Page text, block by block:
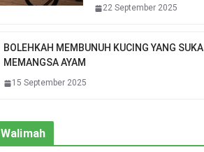
22 September 2025
BOLEHKAH MEMBUNUH KUCING YANG SUKA
MEMANGSA AYAM
15 September 2025
Walimah